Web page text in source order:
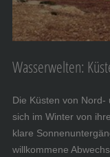
Wasserwelten:
Die Küsten von
sich im Winter von
klare
willkommene